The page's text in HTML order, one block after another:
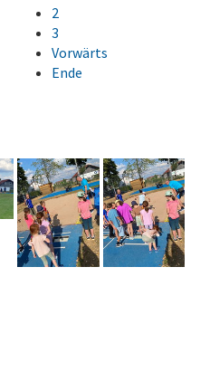
2
3
Vorwärts
Ende